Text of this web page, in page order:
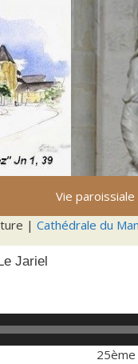
Vie paroissiale
| Cathédrale du
Jariel